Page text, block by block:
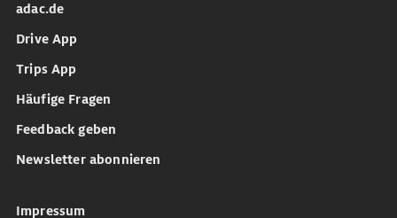
adac.de
Drive App
Trips App
Häufige Fragen
Feedback geben
Newsletter abonnieren
Impressum